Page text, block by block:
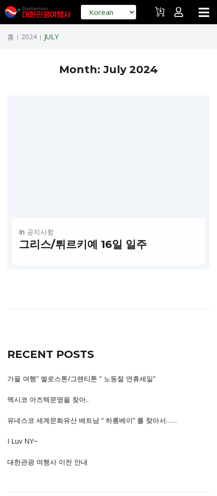
홈 | 2024 | JULY
Month: July 2024
In 공지사항
그리스/튀르키예 16일 일주
RECENT POSTS
가을 여행” 엘로스톤/그랜티톤 ” 노동절 연휴세일”
멕시코 아즈텍문명을 찾아..
유네스코 세계문화유산 베트남 “ 하롱베이” 를 찾아서……
I Luv NY~
대한관광 여행사 이전 안내